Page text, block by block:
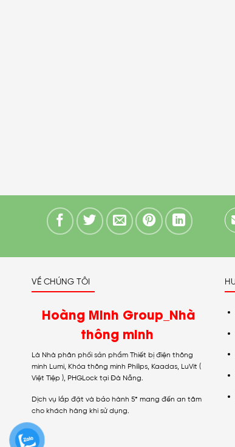
VỀ CHÚNG TÔI
Hoàng Minh Group_Nhà
thông minh
Là Nhà phân phối sản phẩm Thiết bị điện thông
minh Lumi, Khóa thông minh Philips, Kaadas, LuVit (
Việt Tiệp ), PHGLock tại Đà Nẵng.
Dịch vụ lắp đặt và bảo hành 5* mang đến an tâm
cho khách hàng khi sử dụng.